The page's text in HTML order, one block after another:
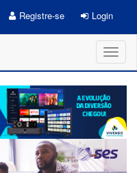
Registre-se Login